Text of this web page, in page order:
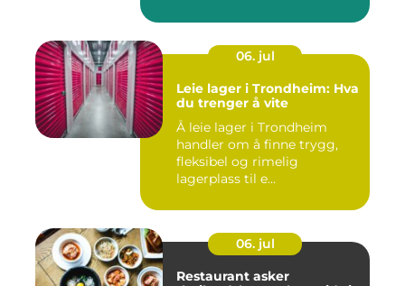
06. jul
Leie lager i Trondheim: Hva
du trenger å vite
Å leie lager i Trondheim
handler om å finne trygg,
fleksibel og rimelig
lagerplass til e...
06. jul
Restaurant asker